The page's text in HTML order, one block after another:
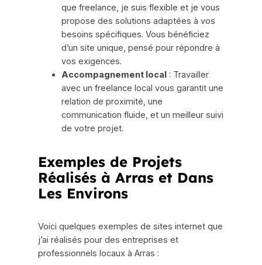
que freelance, je suis flexible et je vous
propose des solutions adaptées à vos
besoins spécifiques. Vous bénéficiez
d’un site unique, pensé pour répondre à
vos exigences.
Accompagnement local : Travailler
avec un freelance local vous garantit une
relation de proximité, une
communication fluide, et un meilleur suivi
de votre projet.
Exemples de Projets
Réalisés à Arras et Dans
Les Environs
Voici quelques exemples de sites internet que
j’ai réalisés pour des entreprises et
professionnels locaux à Arras :